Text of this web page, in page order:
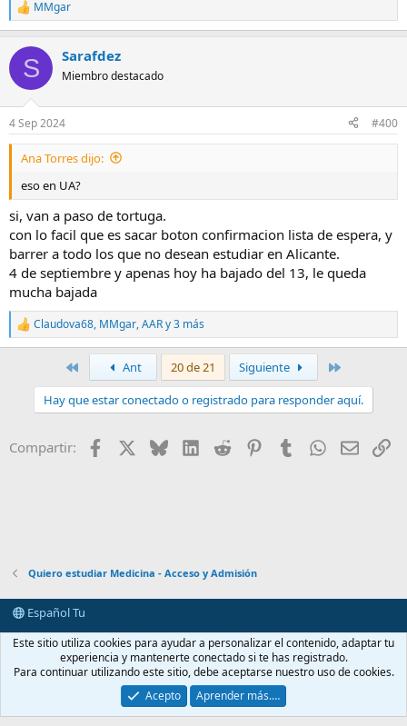
R
e
c
i
e
s
MMgar
S Sarafdez
Miembro destacado
4 Sep 2024 #400
Ana Torres dijo:
eso en UA?
si, van a paso de tortuga.
con lo facil que es sacar boton confirmacion lista de espera, y
barrer a todo los que no desean estudiar en Alicante.
4 de septiembre y apenas hoy ha bajado del 13, le queda
mucha bajada
R
e
e
Claudova68, MMgar,AARy 3 más
PrimeroAnt 20 de 21 Siguiente
Hay que estar conectado o registrado para responder aquí.
Compartir: Facebook BlueskyLinkedIn
Reddit PinterestTumblr WhatsApp
E-mail
Quiero estudiar Medicina - Acceso y Admisión
Español Tu
Contactarnos
Términos y reglas Política de privacidad
Ayuda
R
S
S
Community platform by XenForo® © 2010-2026 XenForo Ltd.
Este sitio utiliza cookies para ayudar a personalizar el contenido, adaptar tu
experiencia y mantenerte conectado si te has registrado.
Para continuar utilizando este sitio, debe aceptarse nuestro uso de cookies.
Acepto
Aprender más.…